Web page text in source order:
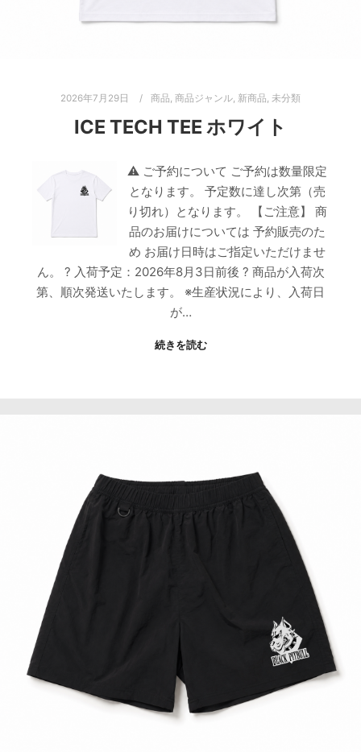
2026年7月29日 商品 商品ジャンル 新商品 未分類
ICE TECH TEE ホワイト
⚠ ご予約について ご予約は数量限定
となります。 予定数に達し次第（売
り切れ）となります。 【ご注意】 商
品のお届けについては 予約販売のた
め お届け日時はご指定いただけませ
ん。 ? 入荷予定：2026年8月3日前後 ? 商品が入荷次
第、順次発送いたします。 ※生産状況により、入荷日
が…
続きを読む